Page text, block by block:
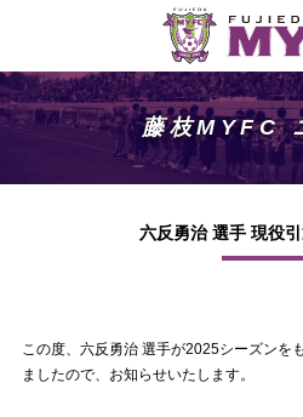
藤枝MYFC
六反勇治 選手 現役
この度、六反勇治 選手が2025シーズンを
ましたので、お知らせいたします。